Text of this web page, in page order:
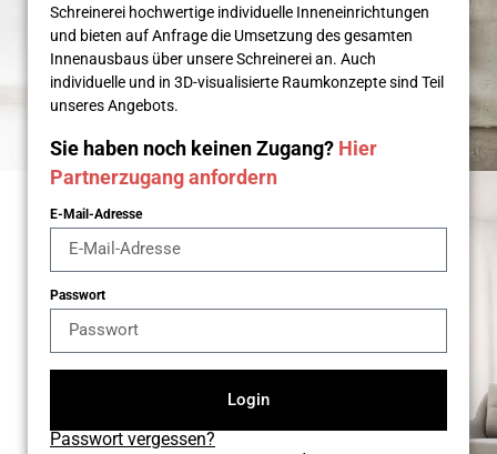
Schreinerei hochwertige individuelle Inneneinrichtungen
und bieten auf Anfrage die Umsetzung des gesamten
Innenausbaus über unsere Schreinerei an. Auch
individuelle und in 3D-visualisierte Raumkonzepte sind Teil
unseres Angebots.
Sie haben noch keinen Zugang? Hier
Partnerzugang anfordern
E-Mail-Adresse
Passwort
Login
Passwort vergessen?